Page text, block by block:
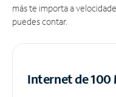
más te importa a
puedes contar.
Internet de 100